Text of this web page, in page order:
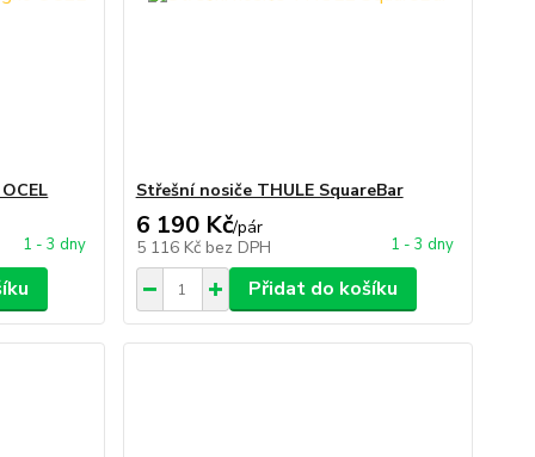
1 - 3 dny
Střešní nosiče THULE SquareBar
6 190 Kč/pár
5 116 Kč bez DPH 1 - 3 dny
Přidat do košíku